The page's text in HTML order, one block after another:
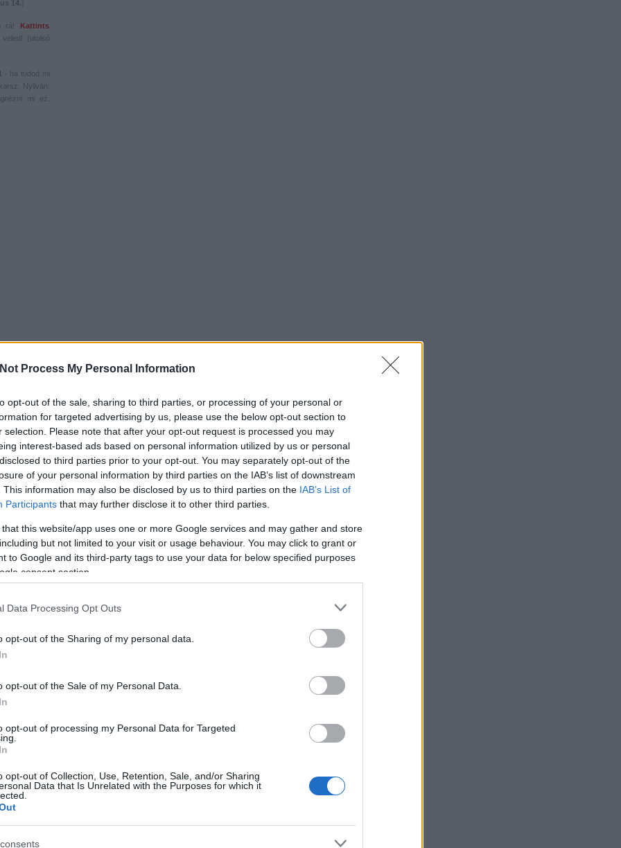
Process My Personal Information
opt-out of the sale, sharing to third parties, or processing of your personal or
for targeted advertising by us, please use the below opt-out section to
selection. Please note that after your opt-out request is processed you may
interest-based ads based on personal information utilized by us or personal
to third parties prior to your opt-out. You may separately opt-out of the
of your personal information by third parties on the IAB’s list of downstream
This information may also be disclosed by us to third parties on the IAB’s List of
Participants that may further disclose it to other third parties.
that this website/app uses one or more Google services and may gather and store
but not limited to your visit or usage behaviour. You may click to grant or
to Google and its third-party tags to use your data for below specified purposes
consent section.
Data Processing Opt Outs
opt-out of the Sharing of my personal data.
opt-out of the Sale of my Personal Data.
opt-out of processing my Personal Data for Targeted
opt-out of Collection, Use, Retention, Sale, and/or Sharing
Data that Is Unrelated with the Purposes for which it
14.)
rá!
Kattints
(utolsó
- ha tudod mi
Nyilván.
mi ez.
nem tudod
kattints!